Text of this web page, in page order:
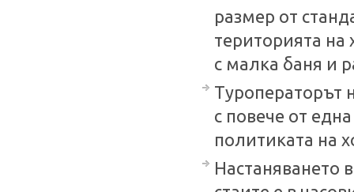
размер от
територията на
с малка баня и
Туроператорът
с повече от
политиката на
Настаняването